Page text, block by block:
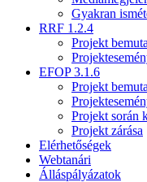
Gyakran
RRF 1.2.4
Projekt
EFOP 3.1.6
Projekt
Projekt során
Projekt zárása
Elérhetőségek
Webtanári
Álláspályázatok